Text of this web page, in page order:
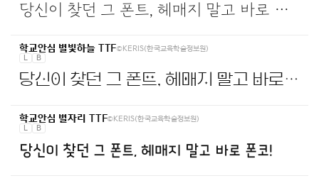
당신이 찾던 그 폰트, 헤매지 말고 바로 폰코!
학교안심 별빛하늘 TTF©KERIS(한국교육학술정보원)
L
B
당신이 찾던 그 폰트, 헤매지 말고 바로 폰코!
학교안심 별자리 TTF©KERIS(한국교육학술정보원)
L
B
당신이 찾던 그 폰트, 헤매지 말고 바로 폰코!